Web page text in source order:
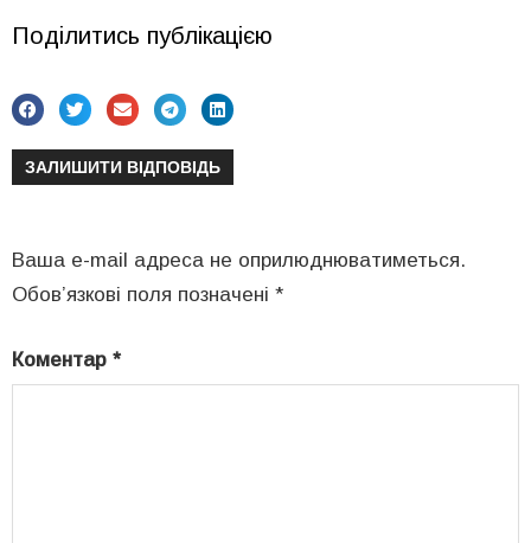
Поділитись публікацією
ЗАЛИШИТИ ВІДПОВІДЬ
Ваша e-mail адреса не оприлюднюватиметься.
Обов’язкові поля позначені *
Коментар *